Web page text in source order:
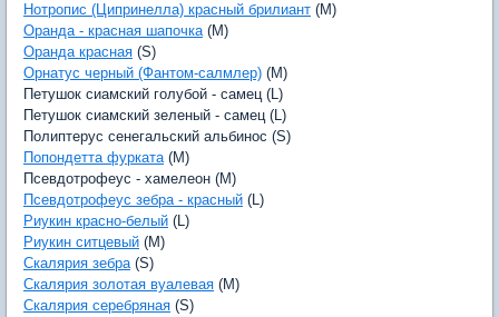
Нотропис (Ципринелла) красный брилиант (M)
Оранда - красная шапочка(M)
Оранда красная (S)
Орнатус черный (Фантом-салмлер) (M)
Петушок сиамский голубой - самец (L)
Петушок сиамский зеленый - самец (L)
Полиптерус сенегальский альбинос (S)
Попондетта фурката(M)
Псевдотрофеус - хамелеон (M)
Псевдотрофеус зебра - красный (L)
Риукин красно-белый (L)
Риукин ситцевый (M)
Скалярия зебра(S)
Скалярия золотая вуалевая (M)
Скалярия серебряная (S)